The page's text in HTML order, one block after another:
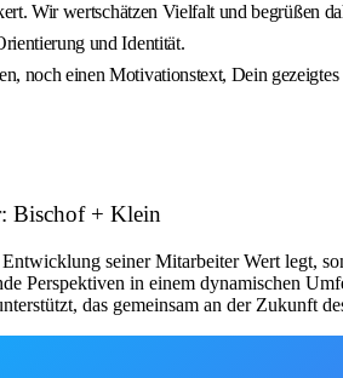
Wir wertschätzen Vielfalt und begrüßen
und Identität.
einen Motivationstext, Dein
Bischof + Klein
seiner Mitarbeiter Wert legt,
Perspektiven in einem dynamischen
das gemeinsam an der Zukunft